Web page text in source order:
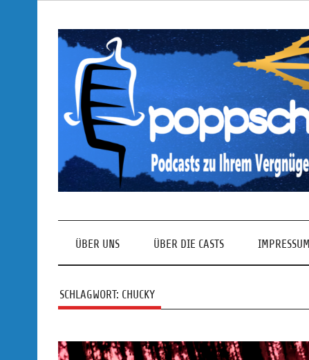
Podcasts zu Ihrem Vergnügen
ÜBER UNS ÜBER DIE CASTS
SCHLAGWORT: CHUCKY